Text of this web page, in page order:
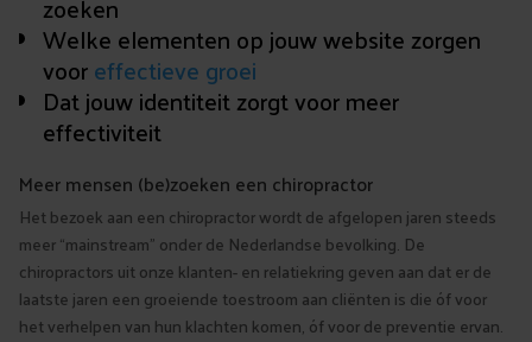
Welke elementen op jouw website zorgen
vooreffectieve groei
Dat jouw identiteit zorgt voor meer
effectiviteit
Meer mensen (be)zoeken een chiropractor
Het bezoek aan een chiropractor wordt de afgelopen jaren steeds
meer “mainstream” onder de Nederlandse bevolking. De
chiropractors uit onze klanten- en relatiekring geven aan dat er de
laatste jaren een groeiende toestroom aan cliënten is die óf voor
het verhelpen van hun klachten komen, óf voor de preventie ervan.